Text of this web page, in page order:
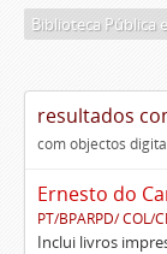
resultados
com objectos
Ernesto do
PT/BPARPD/ COL/
Inclui livros